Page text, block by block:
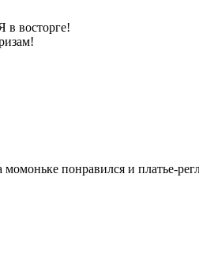
в восторге!
понравился и платье-